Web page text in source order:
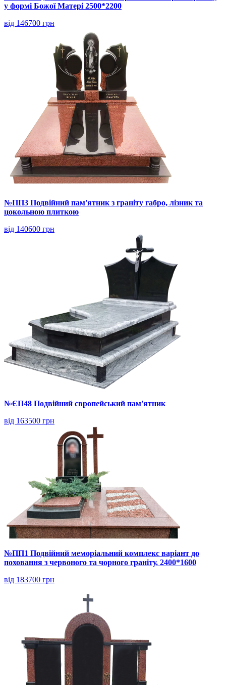
у формі Божої Матері 2500*2200
від 146700 грн
№ПП3 Подвійний пам'ятник з граніту габро, лізник та
цокольною плиткою
від 140600 грн
№ЄП48 Подвійний європейський пам'ятник
від 163500 грн
№ПП1 Подвійний меморіальний комплекс варіант до
поховання з червоного та чорного граніту. 2400*1600
від 183700 грн